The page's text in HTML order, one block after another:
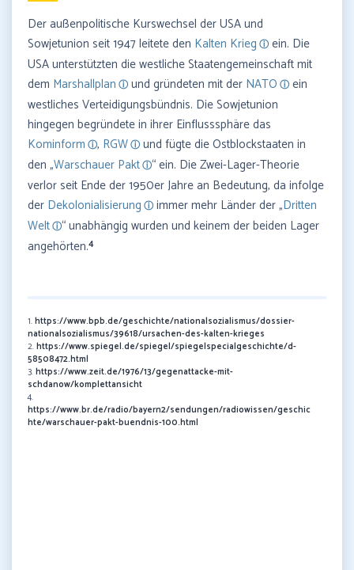
Der außenpolitische Kurswechsel der USA und
Sowjetunion seit 1947 leitete den Kalten Krieg
ein. Die
USA unterstützten die westliche Staatengemeinschaft mit
dem Marshallplan und gründeten mit der NATO
ein
westliches Verteidigungsbündnis. Die Sowjetunion
hingegen begründete in ihrer Einflusssphäre das
Kominform
, RGW
und fügte die Ostblockstaaten in
den „Warschauer Pakt “ ein. Die Zwei-Lager-Theorie
verlor seit Ende der 1950er Jahre an Bedeutung, da infolge
der Dekolonialisierung immer mehr Länder der „Dritten
Welt “ unabhängig wurden und keinem der beiden Lager
angehörten.4
1.https://www.bpb.de/geschichte/nationalsozialismus/dossier-
nationalsozialismus/39618/ursachen-des-kalten-krieges
2.https://www.spiegel.de/spiegel/spiegelspecialgeschichte/d-
58508472.html
3.https://www.zeit.de/1976/13/gegenattacke-mit-
schdanow/komplettansicht
4.
https://www.br.de/radio/bayern2/sendungen/radiowissen/geschic
hte/warschauer-pakt-buendnis-100.html